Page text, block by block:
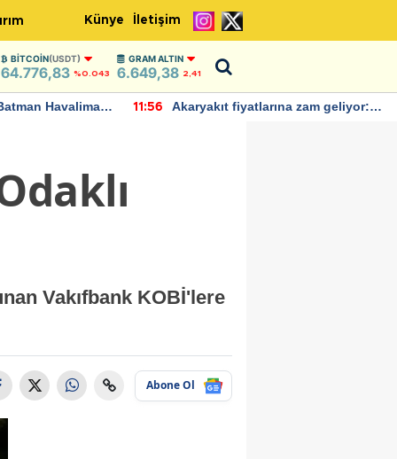
Künye İletişim
BITCOIN(USDT)
64.776,83 %0.043
GRAM ALTIN
6.649,38 2,41
Havalimanı
11:56
Akaryakıt fiyatlarına zam geliyor:
Vakıfbank KOBİ'lere
Abone Ol